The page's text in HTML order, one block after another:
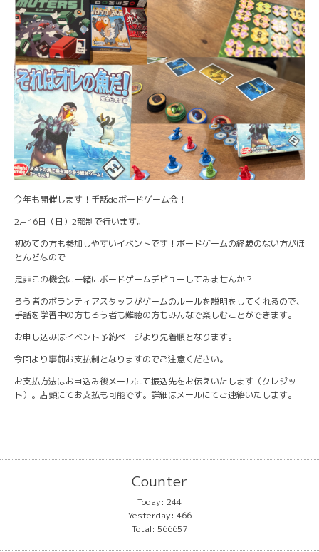
今年も開催します！手話deボードゲーム会！
2月16日（日）2部制で行います。
初めての方も参加しやすいイベントです！ボードゲームの経験のない方がほ
とんどなので
是非この機会に一緒にボードゲームデビューしてみませんか？
ろう者のボランティアスタッフがゲームのルールを説明をしてくれるので、
手話を学習中の方もろう者も難聴の方もみんなで楽しむことができます。
お申し込みはイベント予約ページより先着順となります。
今回より事前お支払制となりますのでご注意ください。
お支払方法はお申込み後メールにて振込先をお伝えいたします（クレジッ
ト）。店頭にてお支払も可能です。詳細はメールにてご連絡いたします。
Counter
Today: 244
Yesterday: 466
Total: 566657